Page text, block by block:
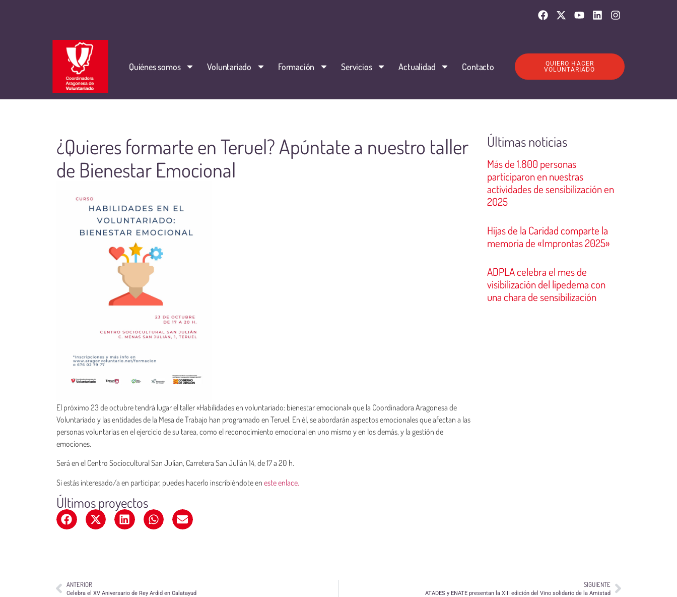
Quiénes somos Voluntariado Formación Servicios Actualidad Contacto
QUIERO HACER
VOLUNTARIADO
¿Quieres formarte en Teruel? Apúntate a nuestro taller
de Bienestar Emocional
El próximo 23 de octubre tendrá lugar el taller «Habilidades en voluntariado: bienestar emocional» que la Coordinadora Aragonesa de
Voluntariado y las entidades de la Mesa de Trabajo han programado en Teruel. En él, se abordarán aspectos emocionales que afectan a las
personas voluntarias en el ejercicio de su tarea, como el reconocimiento emocional en uno mismo y en los demás, y la gestión de
emociones.
Será en el Centro Sociocultural San Julian, Carretera San Julián 14, de 17 a 20 h.
Si estás interesado/a en participar, puedes hacerlo inscribiéndote en este enlace.
Últimos proyectos
Últimas noticias
Más de 1.800 personas
participaron en nuestras
actividades de sensibilización en
2025
Hijas de la Caridad comparte la
memoria de «Improntas 2025»
ADPLA celebra el mes de
visibilización del lipedema con
una chara de sensibilización
ANTERIOR
Celebra el XV Aniversario de Rey Ardid en Calatayud
SIGUIENTE
ATADES y ENATE presentan la XIII edición del Vino solidario de la Amistad